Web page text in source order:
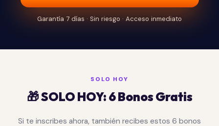
Garantía 7 días · Sin riesgo · Acceso inmediato
SOLO HOY
🎁 SOLO HOY: 6 Bonos Gratis
Si te inscribes ahora, también recibes estos 6 bonos